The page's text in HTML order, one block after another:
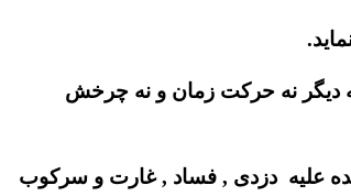
دیگر نه حرکت زمان و نه چرخش
علیه دزدی , فساد , غارت و سرکوب